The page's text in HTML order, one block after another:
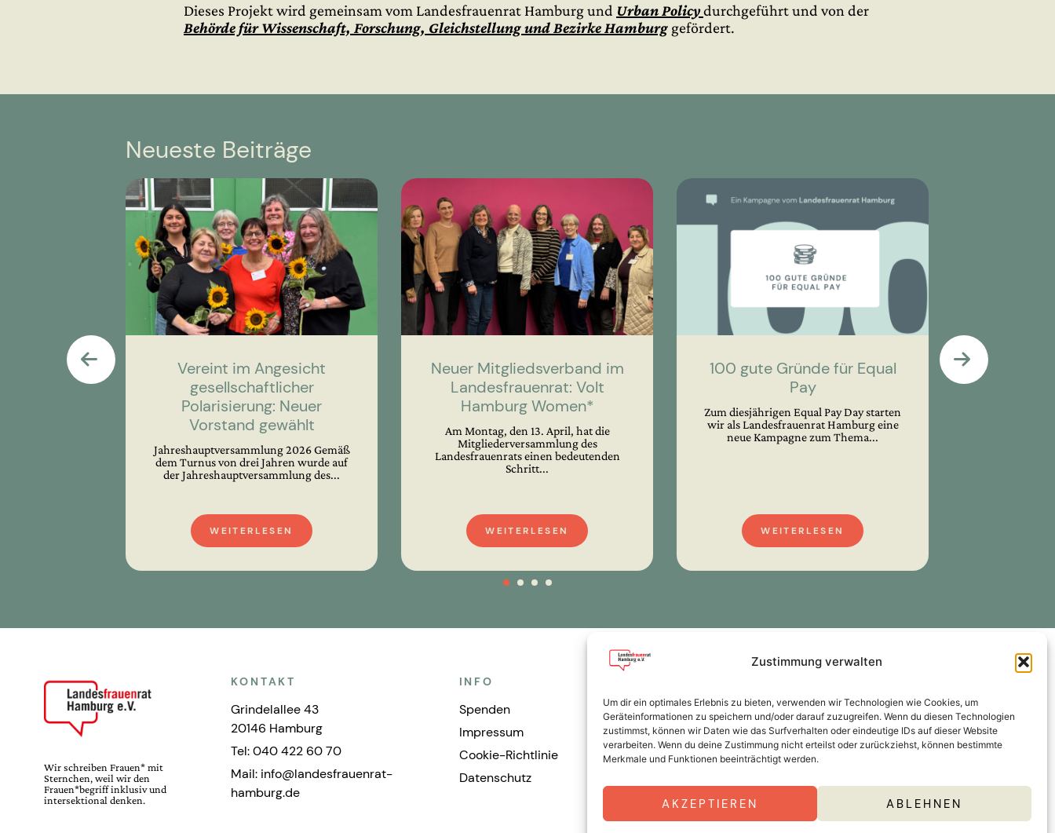
Zustimmung verwalten
Um dir ein optimales Erlebnis zu bieten, verwenden wir Technologien wie Cookies, um
Geräteinformationen zu speichern und/oder darauf zuzugreifen. Wenn du diesen Technologien
zustimmst, können wir Daten wie das Surfverhalten oder eindeutige IDs auf dieser Website
verarbeiten. Wenn du deine Zustimmung nicht erteilst oder zurückziehst, können bestimmte
Merkmale und Funktionen beeinträchtigt werden.
AKZEPTIEREN ABLEHNEN
Dieses Projekt wird gemeinsam vom Landesfrauenrat Hamburg und Urban Policydurchgeführt und von der
Behörde für Wissenschaft, Forschung, Gleichstellung und Bezirke Hamburg gefördert.
Neueste Beiträge
Vereint im Angesicht
gesellschaftlicher
Polarisierung: Neuer
Vorstand gewählt
Jahreshauptversammlung 2026 Gemäß
dem Turnus von drei Jahren wurde auf
der Jahreshauptversammlung des...
WEITERLESEN
Neuer Mitgliedsverband im
Landesfrauenrat: Volt
Hamburg Women*
Am Montag, den 13. April, hat die
Mitgliederversammlung des
Landesfrauenrats einen bedeutenden
Schritt...
WEITERLESEN
100 gute Gründe für Equal
Pay
Zum diesjährigen Equal Pay Day starten
wir als Landesfrauenrat Hamburg eine
neue Kampagne zum Thema...
WEITERLESEN
Wir schreiben Frauen* mit
Sternchen, weil wir den
Frauen*begriff inklusiv und
intersektional denken.
KONTAKT
Grindelallee 43
20146 Hamburg
Tel: 040 422 60 70
Mail: info@landesfrauenrat-
hamburg.de
INFO
Spenden
Impressum
Cookie-Richtlinie
Datenschutz
Instagram
Facebook
LinkedIn
GEFÖRDERT DURCH